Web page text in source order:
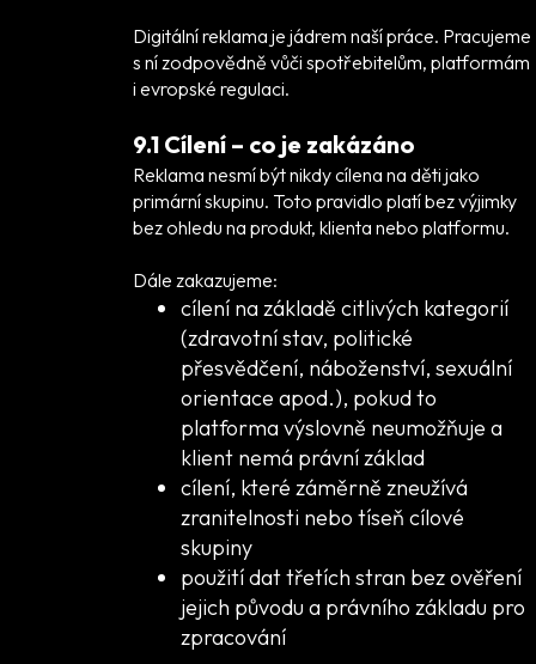
Digitální reklama je jádrem naší práce. Pracujeme
s ní zodpovědně vůči spotřebitelům, platformám
i evropské regulaci.
9.1 Cílení – co je zakázáno
Reklama nesmí být nikdy cílena na děti jako
primární skupinu. Toto pravidlo platí bez výjimky
bez ohledu na produkt, klienta nebo platformu.
Dále zakazujeme:
cílení na základě citlivých kategorií
(zdravotní stav, politické
přesvědčení, náboženství, sexuální
orientace apod.), pokud to
platforma výslovně neumožňuje a
klient nemá právní základ
cílení, které záměrně zneužívá
zranitelnosti nebo tíseň cílové
skupiny
použití dat třetích stran bez ověření
jejich původu a právního základu pro
zpracování